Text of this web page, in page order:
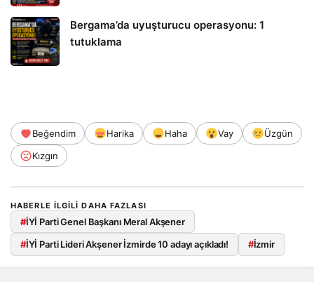
Bergama’da uyuşturucu operasyonu: 1
tutuklama
Beğendim Harika Haha Vay
Üzgün
Kızgın
HABERLE ILGILI DAHA FAZLASI
#İYİ Parti Genel Başkanı Meral Akşener
#İYİ Parti Lideri Akşener İzmirde 10 adayı açıkladı! #İzmir